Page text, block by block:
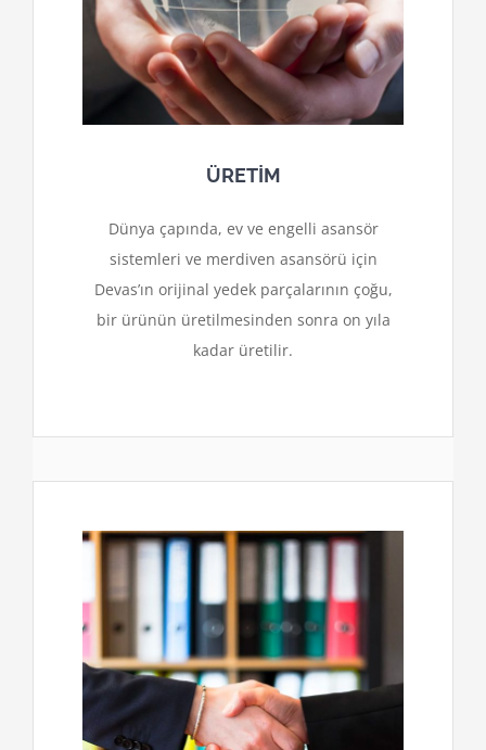
ÜRETİM
Dünya çapında, ev ve engelli asansör
sistemleri ve merdiven asansörü için
Devas’ın orijinal yedek parçalarının çoğu,
bir ürünün üretilmesinden sonra on yıla
kadar üretilir.